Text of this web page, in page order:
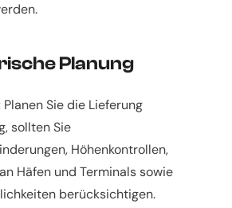
Planung
Planen Sie die Lieferung
sollten Sie
Höhenkontrollen,
Häfen und Terminals sowie
berücksichtigen.